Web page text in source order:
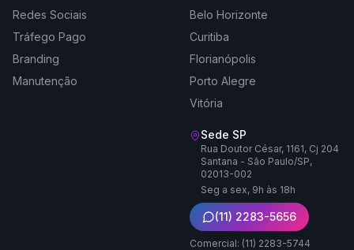
Redes Sociais
Tráfego Pago
Branding
Manutenção
Belo Horizonte
Curitiba
Florianópolis
Porto Alegre
Vitória
Sede SP
Rua Doutor César, 1161, Cj 204
Santana - São Paulo/SP,
02013-002
Seg a sex, 9h às 18h
(11) 2283-5656
Comercial: (11) 2283-5744